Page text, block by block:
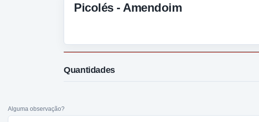
Picolés - Amendoim
Quantidades
Alguma observação?